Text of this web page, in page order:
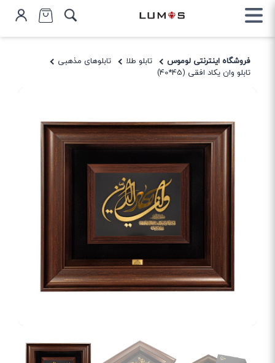
فروشگاه اینترنتی لوموس تابلو طلا
تابلوهای مذهبی
تابلو وان یکاد افقی (45*40)